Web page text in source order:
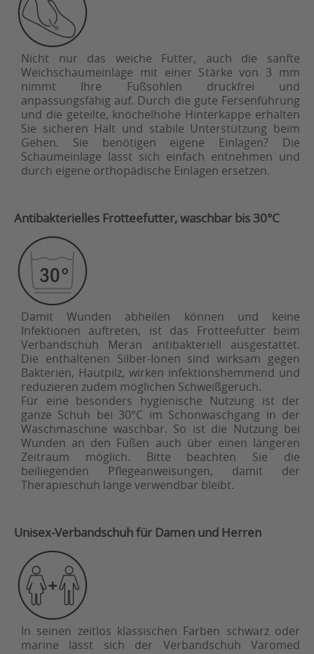
Nicht nur das weiche Futter, auch die sanfte
Weichschaumeinlage mit einer Stärke von 3 mm
nimmt Ihre Fußsohlen druckfrei und
anpassungsfähig auf. Durch die gute Fersenführung
und die geteilte, knöchelhohe Hinterkappe erhalten
Sie sicheren Halt und stabile Unterstützung beim
Gehen. Sie benötigen eigene Einlagen? Die
Schaumeinlage lässt sich einfach entnehmen und
durch eigene orthopädische Einlagen ersetzen.
Antibakterielles Frotteefutter, waschbar bis 30°C
Damit Wunden abheilen können und keine
Infektionen auftreten, ist das Frotteefutter beim
Verbandschuh Meran antibakteriell ausgestattet.
Die enthaltenen Silber-Ionen sind wirksam gegen
Bakterien, Hautpilz, wirken infektionshemmend und
reduzieren zudem möglichen Schweißgeruch.
Für eine besonders hygienische Nutzung ist der
ganze Schuh bei 30°C im Schonwaschgang in der
Waschmaschine waschbar. So ist die Nutzung bei
Wunden an den Füßen auch über einen längeren
Zeitraum möglich. Bitte beachten Sie die
beiliegenden Pflegeanweisungen, damit der
Therapieschuh lange verwendbar bleibt.
Unisex-Verbandschuh für Damen und Herren
In seinen zeitlos klassischen Farben schwarz oder
marine lässt sich der Verbandschuh Varomed